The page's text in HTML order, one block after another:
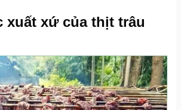
xuất xứ của thịt trâu